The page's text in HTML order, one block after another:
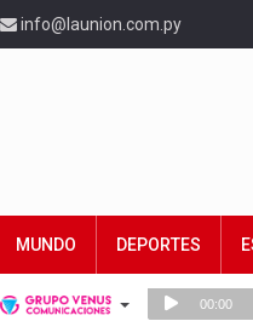
info@launion.com.py
MUNDO DEPORTES